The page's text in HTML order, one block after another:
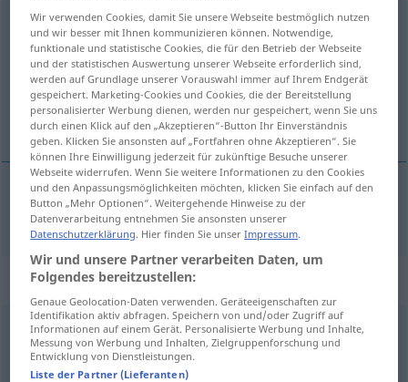
polierenv/t
Übersicht aller Übersetzungen
(Für mehr Details die Übersetzung anklicken/antippen)
磨光
磨光[móguāng] polieren
Beispielsätze für "polieren"
jemandem dieFressepolieren
掴某人几耳光[guāi mǒurén jǐ ěrguāng]
Wir verwenden Cookies, damit Sie unsere Webseite bestmöglich nutzen
und wir besser mit Ihnen kommunizieren können. Notwendige,
funktionale und statistische Cookies, die für den Betrieb der Webseite
und der statistischen Auswertung unserer Webseite erforderlich sind,
werden auf Grundlage unserer Vorauswahl immer auf Ihrem Endgerät
gespeichert. Marketing-Cookies und Cookies, die der Bereitstellung
personalisierter Werbung dienen, werden nur gespeichert, wenn Sie uns
durch einen Klick auf den „Akzeptieren“-Button Ihr Einverständnis
geben. Klicken Sie ansonsten auf „Fortfahren ohne Akzeptieren“. Sie
können Ihre Einwilligung jederzeit für zukünftige Besuche unserer
Webseite widerrufen. Wenn Sie weitere Informationen zu den Cookies
und den Anpassungsmöglichkeiten möchten, klicken Sie einfach auf den
Button „Mehr Optionen“. Weitergehende Hinweise zu der
Datenverarbeitung entnehmen Sie ansonsten unserer
Datenschutzerklärung. Hier finden Sie unserImpressum.
Wir und unsere Partner verarbeiten Daten, um
Folgendes bereitzustellen:
Genaue Geolocation-Daten verwenden. Geräteeigenschaften zur
Identifikation aktiv abfragen. Speichern von und/oder Zugriff auf
Informationen auf einem Gerät. Personalisierte Werbung und Inhalte,
Messung von Werbung und Inhalten, Zielgruppenforschung und
Entwicklung von Dienstleistungen.
Liste der Partner (Lieferanten)